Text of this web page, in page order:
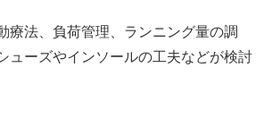
療法、負荷管理、ランニング量の調
ューズやインソールの工夫などが検討